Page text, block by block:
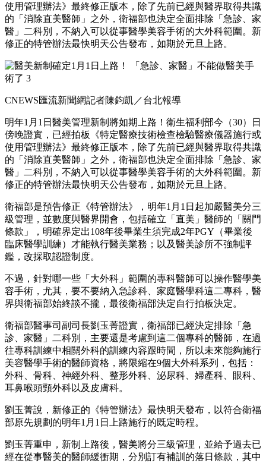
使用管理辦法》最終修正版本，除了先前已經與醫界取得共識
的「消除直美醫師」之外，衛福部也決定全面排除「急診、家
醫」二科別，不納入可以從事醫學美容手術的大外科範圍。新
修正的特管辦法最快明天公告發布，如期於元旦上路。
CNEWS匯流新聞網記者陳鈞凱／台北報導
明年1月1日醫美管理新制將如期上路！衛生福利部今（30）日
傍晚證實，已經拍板《特定醫療技術檢查檢驗醫療儀器施行或
使用管理辦法》最終修正版本，除了先前已經與醫界取得共識
的「消除直美醫師」之外，衛福部也決定全面排除「急診、家
醫」二科別，不納入可以從事醫學美容手術的大外科範圍。新
修正的特管辦法最快明天公告發布，如期於元旦上路。
衛福部是預告修正《特管辦法》，明年1月1日起加嚴醫美分三
級管理，並數度與醫界開會，包括確立「直美」醫師的「關門
條款」，明確界定出108年後畢業生須完成2年PGY（畢業後
臨床醫學訓練）才能執行醫美業務；以及醫美診所不強制評
鑑，改採取認證制度。
不過，針對哪一些「大外科」範圍的專科醫師可以操作醫學美
容手術，尤其，要不要納入急診科、家庭醫學科這二專科，醫
界與衛福部始終談不攏，最後衛福部決定自行拍板決定。
衛福部醫事司副司長劉玉菁證實，衛福部已經決定排除「急
診、家醫」二科別，主要還是考慮到這二個專科的醫師，在過
往專科訓練中相關外科的訓練內容跟時間，所以未來能夠施行
美容醫學手術的醫師資格，將限縮在9個大外科系列，包括：
外科、骨科、神經外科、整形外科、泌尿科、婦產科、眼科、
耳鼻喉頭頸外科以及皮膚科。
劉玉菁說，新修正的《特管辦法》最快明天發布，以符合衛福
部原先規劃的明年1月1日上路施行的既定時程。
劉玉菁重申，新制上路後，醫美將分三級管理，並給予過去已
經在從事醫美的醫師緩衝期，分別訂有補訓的落日條款，其中